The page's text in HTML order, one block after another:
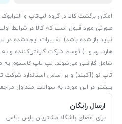
امکان برگشت کالا در گروه لپ‌تاپ و الترابوک
صورتی مورد قبول است که کالا در شرایط
نباید باز شده باشد). تغییرات ایجادشده در
هارد، رم و...) توسط شرکت گارانتی‌کننده و
شامل گارانتی می‌شوند. لپ تاپ کاستوم به
تاپ نو (آکبند) و بر اساس استاندارد شرکت
بیشتر در این مورد، به سوالات متداول
ارسال رایگان
برای اعضای باشگاه مشتریان پارس پلاس